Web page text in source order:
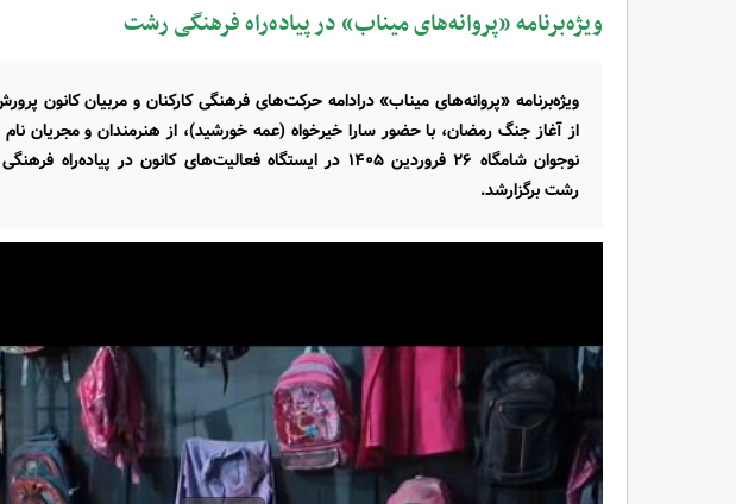
ویژه‌برنامه «پروانه‌های میناب» در پیاده‌راه فرهنگی رشت
ویژه‌برنامه «پروانه‌های میناب» درادامه حرکت‌های فرهنگی کارکنان و مربیان کانون
از آغاز جنگ رمضان، با حضور سارا خیرخواه (عمه خورشید)، از هنرمندان و مجریان
نوجوان شامگاه ۲۶ فروردین ۱۴۰۵ در ایستگاه فعالیت‌های کانون در
رشت‌ برگزارشد.